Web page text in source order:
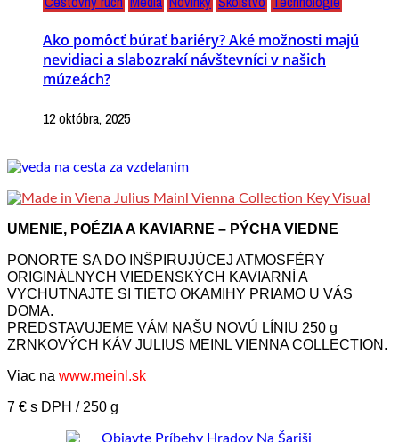
Ako pomôcť búrať bariéry? Aké možnosti majú
nevidiaci a slabozrakí návštevníci v našich
múzeách?
12 októbra, 2025
UMENIE, POÉZIA A KAVIARNE – PÝCHA VIEDNE
PONORTE SA DO INŠPIRUJÚCEJ ATMOSFÉRY
ORIGINÁLNYCH VIEDENSKÝCH KAVIARNÍ A
VYCHUTNAJTE SI TIETO OKAMIHY PRIAMO U VÁS
DOMA.
PREDSTAVUJEME VÁM NAŠU NOVÚ LÍNIU 250 g
ZRNKOVÝCH KÁV JULIUS MEINL VIENNA COLLECTION.
Viac na www.meinl.sk
7 € s DPH / 250 g